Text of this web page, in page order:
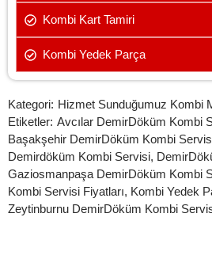
Kombi Kart Tamiri
Kombi Yedek Parça
Kategori: Hizmet Sunduğumuz Kombi
Etiketler: Avcılar DemirDöküm Kombi
Başakşehir DemirDöküm Kombi
Demirdöküm Kombi Servisi,
Gaziosmanpaşa DemirDöküm Kombi
Kombi Servisi Fiyatları, Kombi Yedek
Zeytinburnu DemirDöküm Kombi